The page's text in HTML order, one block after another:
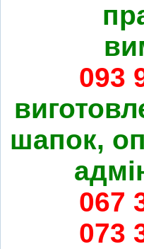
093
шапок,
067
073